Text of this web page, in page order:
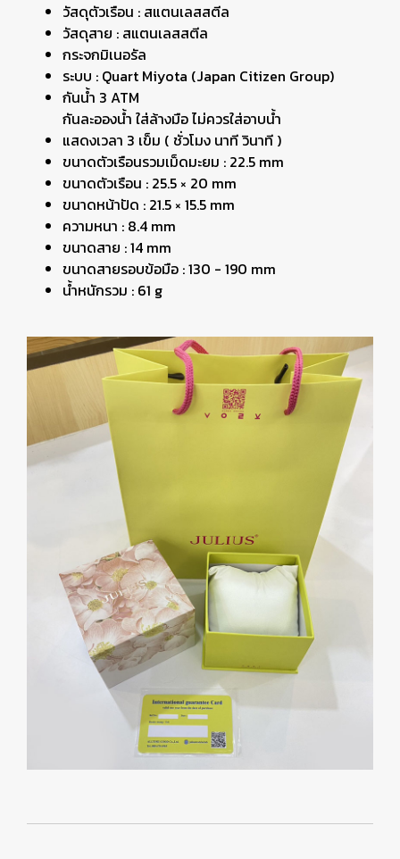
วัสดุตัวเรือน : สแตนเลสสตีล
วัสดุสาย : สแตนเลสสตีล
กระจกมิเนอรัล
ระบบ : Quart Miyota (Japan Citizen Group)
กันน้ำ 3 ATM
กันละอองน้ำ ใส่ล้างมือ ไม่ควรใส่อาบน้ำ
แสดงเวลา 3 เข็ม ( ชั่วโมง นาที วินาที )
ขนาดตัวเรือนรวมเม็ดมะยม : 22.5 mm
ขนาดตัวเรือน : 25.5 × 20 mm
ขนาดหน้าปัด : 21.5 × 15.5 mm
ความหนา : 8.4 mm
ขนาดสาย : 14 mm
ขนาดสายรอบข้อมือ : 130 - 190 mm
น้ำหนักรวม : 61 g